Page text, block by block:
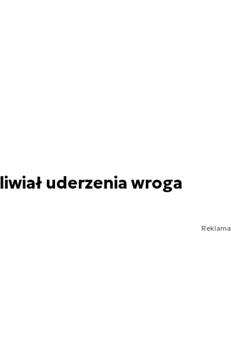
uderzenia wroga
Reklama